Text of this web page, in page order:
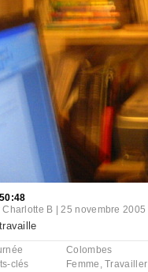
Charlotte B |25 novembre 2005
Colombes
clés
Femme ,Travailler